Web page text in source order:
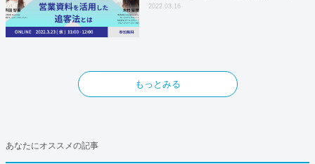
を開催！
2022.03.16
もっとみる
あなたにオススメの記事